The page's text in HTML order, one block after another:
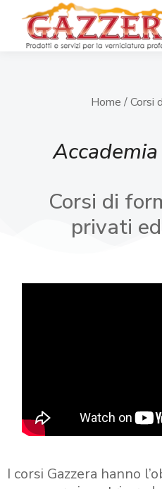
Home / Corsi
Accademia
Corsi di
privati
I corsi Gazzera hanno